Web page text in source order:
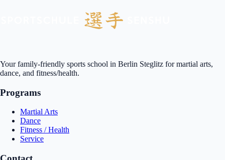
Your family-friendly sports school in Berlin Steglitz for martial arts,
dance, and fitness/health.
Programs
Martial Arts
Dance
Fitness / Health
Service